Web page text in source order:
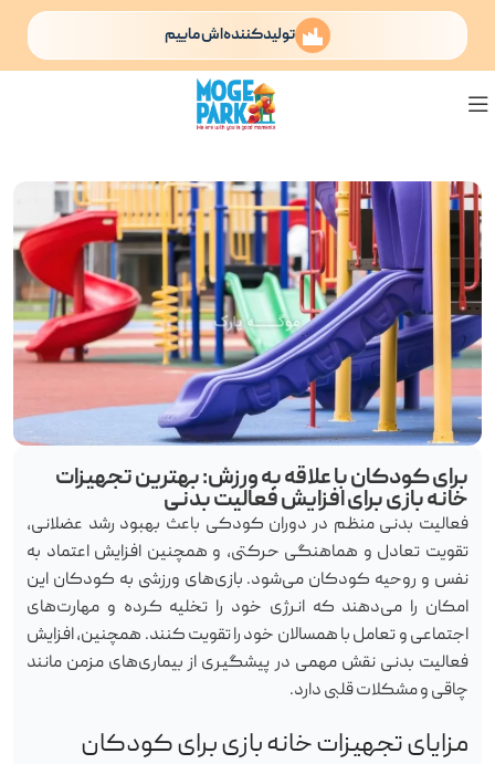
تولیدکننده‌اش ماییم
برای کودکان با علاقه به ورزش: بهترین تجهیزات
خانه بازی برای افزایش فعالیت بدنی
فعالیت بدنی منظم در دوران کودکی باعث بهبود رشد عضلانی،
تقویت تعادل و هماهنگی حرکتی، و همچنین افزایش اعتماد به
نفس و روحیه کودکان می‌شود. بازی‌های ورزشی به کودکان این
امکان را می‌دهند که انرژی خود را تخلیه کرده و مهارت‌های
اجتماعی و تعامل با همسالان خود را تقویت کنند. همچنین، افزایش
فعالیت بدنی نقش مهمی در پیشگیری از بیماری‌های مزمن مانند
چاقی و مشکلات قلبی دارد.
مزایای تجهیزات خانه بازی برای کودکان